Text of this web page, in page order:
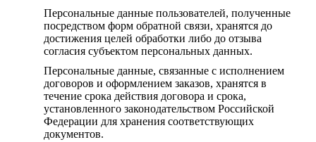
Персональные данные пользователей, полученные
посредством форм обратной связи, хранятся до
достижения целей обработки либо до отзыва
согласия субъектом персональных данных.
Персональные данные, связанные с исполнением
договоров и оформлением заказов, хранятся в
течение срока действия договора и срока,
установленного законодательством Российской
Федерации для хранения соответствующих
документов.